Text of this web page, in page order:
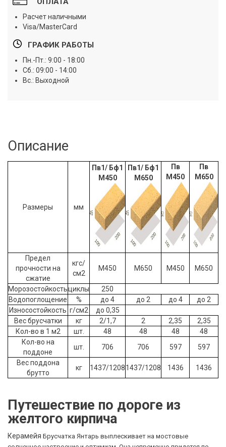
Расчет наличными
Visa/MasterCard
ГРАФИК РАБОТЫ
Пн.-Пт.: 9:00 - 18:00
Сб.: 09:00 - 14:00
Вс.: Выходной
Описание
Размеры мм
Пв1/ Бф1
М450
Пв1/ Бф1
М650
Пв
М450
Пв
М650
Предел
прочности на
сжатие
кгс/
см2
М450 М650 М450 М650
Морозостойкостьциклы
250
Водопоглощение
% до 4 до 2 до 4
до 2
Износостойкость г/см2
до 0,35
Вес брусчатки
кг 2/1,7 2 2,35
2,35
Кол-во в 1 м2
шт. 48 48 48
48
Кол-во на
поддоне
шт. 706 706 597
597
Вес поддона
брутто
кг 1437/12081437/1208 1436 1436
Путешествие по дороге из
желтого кирпича
Керамейя Брусчатка Янтарь выплескивает на мостовые